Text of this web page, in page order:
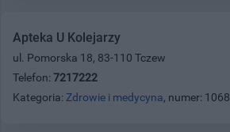
Apteka U Kolejarzy
ul. Pomorska 18, 83-110 Tczew
Telefon: 7217222
Kategoria: Zdrowie i medycyna, numer: 1068